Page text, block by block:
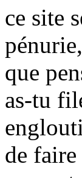
ce site
que
as-tu
de